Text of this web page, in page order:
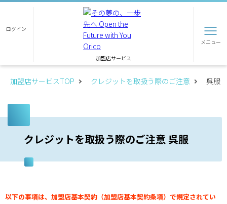
ログイン
加盟店サービス
メニュー
加盟店サービスTOP クレジットを取扱う際のご注意 呉服
クレジットを取扱う際のご注意 呉服
以下の事項は、加盟店基本契約（加盟店基本契約条項）で規定されてい